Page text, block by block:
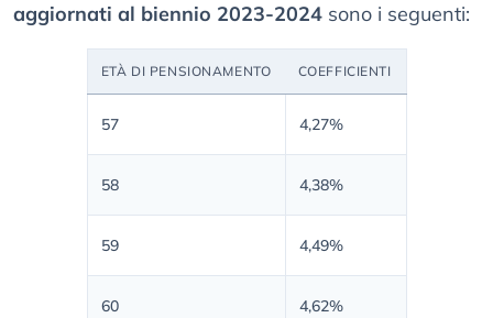
aggiornati al biennio 2023-2024 sono i seguenti:
ETÀ DI PENSIONAMENTO COEFFICIENTI
57 4,27%
58 4,38%
59 4,49%
60 4,62%